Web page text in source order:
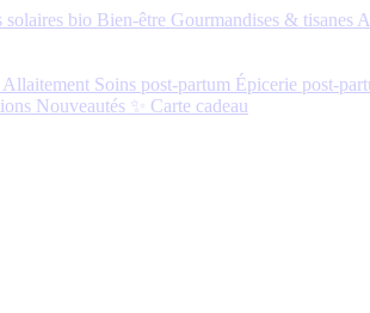
solaires bio Bien-être Gourmandises & tisanes
Allaitement Soins post-partum Épicerie post-
Nouveautés ✨ Carte cadeau